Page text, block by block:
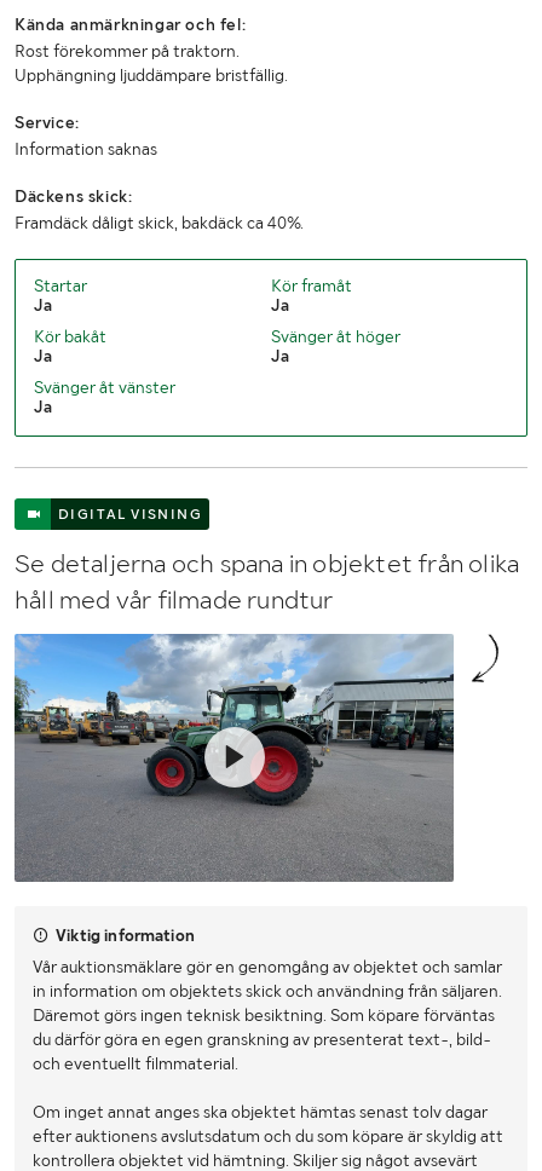
Tjänstevikt (kg)
Totalvikt (kg)
Längd (mm)
Höjd (mm)
Kända anmärkningar och fel:
Rost förekommer på traktorn.
Upphängning ljuddämpare bristfällig.
Service:
Information saknas
Däckens skick:
Framdäck dåligt skick, bakdäck ca 40%.
Startar
Ja
Kör framåt
Ja
Kör bakåt
Ja
Svänger åt höger
Ja
Svänger åt vänster
Ja
DIGITAL VISNING
Se detaljerna och spana in objektet från olika
håll med vår filmade rundtur
Viktig information
Vår auktionsmäklare gör en genomgång av objektet och samlar
in information om objektets skick och användning från säljaren.
Däremot görs ingen teknisk besiktning. Som köpare förväntas
du därför göra en egen granskning av presenterat text-, bild-
och eventuellt filmmaterial.
Om inget annat anges ska objektet hämtas senast tolv dagar
efter auktionens avslutsdatum och du som köpare är skyldig att
kontrollera objektet vid hämtning. Skiljer sig något avsevärt